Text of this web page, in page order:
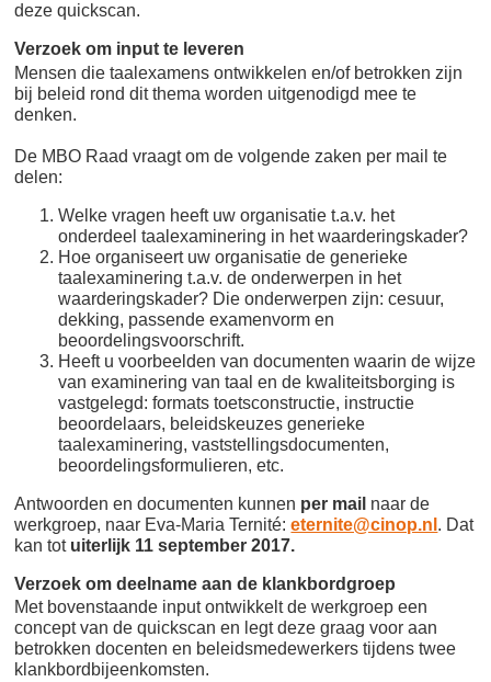
deze quickscan.
Verzoek om input te leveren
Mensen die taalexamens ontwikkelen en/of betrokken zijn
bij beleid rond dit thema worden uitgenodigd mee te
denken.
De MBO Raad vraagt om de volgende zaken per mail te
delen:
Welke vragen heeft uw organisatie t.a.v. het
onderdeel taalexaminering in het waarderingskader?
Hoe organiseert uw organisatie de generieke
taalexaminering t.a.v. de onderwerpen in het
waarderingskader? Die onderwerpen zijn: cesuur,
dekking, passende examenvorm en
beoordelingsvoorschrift.
Heeft u voorbeelden van documenten waarin de wijze
van examinering van taal en de kwaliteitsborging is
vastgelegd: formats toetsconstructie, instructie
beoordelaars, beleidskeuzes generieke
taalexaminering, vaststellingsdocumenten,
beoordelingsformulieren, etc.
Antwoorden en documenten kunnen per mail naar de
werkgroep, naar Eva-Maria Ternité:eternite@cinop.nl . Dat
kan totuiterlijk 11 september 2017.
Verzoek om deelname aan de klankbordgroep
Met bovenstaande input ontwikkelt de werkgroep een
concept van de quickscan en legt deze graag voor aan
betrokken docenten en beleidsmedewerkers tijdens twee
klankbordbijeenkomsten.